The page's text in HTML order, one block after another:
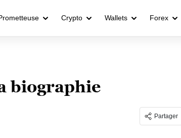
Crypto Wallets Forex
biographie
Partager